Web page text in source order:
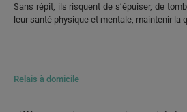
Sans répit, ils risquent de s’épuiser, de
leur santé physique et mentale, maintenir la
Relais à domicile